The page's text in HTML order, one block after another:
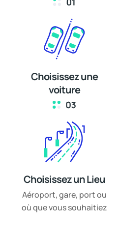
Choisissez une
voiture
Choisissez un Lieu
Aéroport, gare, port ou
où que vous souhaitiez